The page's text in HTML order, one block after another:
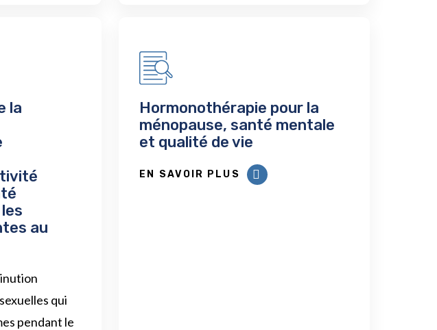
la
au
qui
pendant le
Hormonothérapie pour la
ménopause, santé mentale
et qualité de vie
EN SAVOIR PLUS